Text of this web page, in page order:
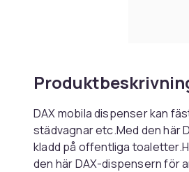
DAX mobila dispenser kan
städvagnar etc.Med den här
kladd på offentliga
den här DAX-dispensern för